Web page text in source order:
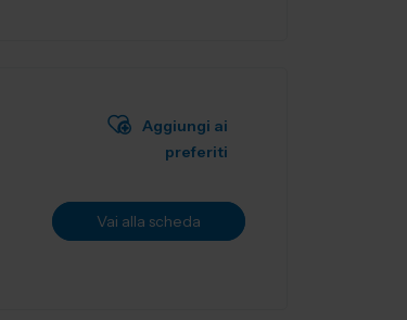
Aggiungi ai
preferiti
Vai alla scheda